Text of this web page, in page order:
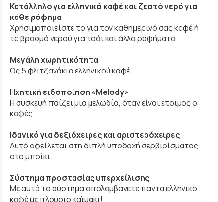
Κατάλληλο για ελληνικό καφέ και ζεστό νερό για
κάθε ρόφημα
Χρησιμοποιείστε το για τον καθημερινό σας καφέ ή
το βρασμό νερού για τσάι και άλλα ροφήματα.
Μεγάλη χωρητικότητα
Ως 5 φλιτζανάκια ελληνικού καφέ.
Ηχητική ειδοποίηση «Melody»
H συσκευή παίζει μια μελωδία, όταν είναι έτοιμος ο
καφές
Ιδανικό για δεξιόχειρες και αριστερόχειρες
Αυτό οφείλεται στη διπλή υποδοχή σερβιρίσματος
στο μπρίκι.
Σύστημα προστασίας υπερχείλισης
Με αυτό το σύστημα απολαμβάνετε πάντα ελληνικό
καφέ με πλούσιο καϊμάκι!